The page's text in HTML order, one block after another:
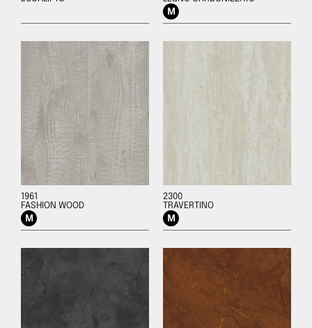
1961
FASHION WOOD
2300
TRAVERTINO